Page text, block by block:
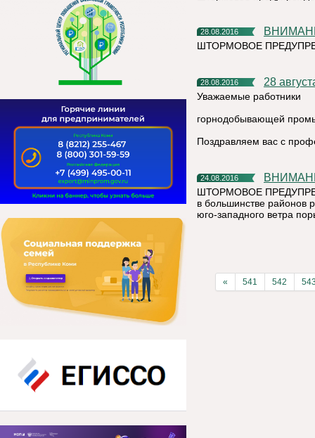
28.08.2016
ШТОРМОВОЕ
28.08.2016 28
Уважаемые работники
горнодобывающей
Поздравляем вас с
24.08.2016
ШТОРМОВОЕ
в большинстве районов
юго-западного ветра
« 541 542